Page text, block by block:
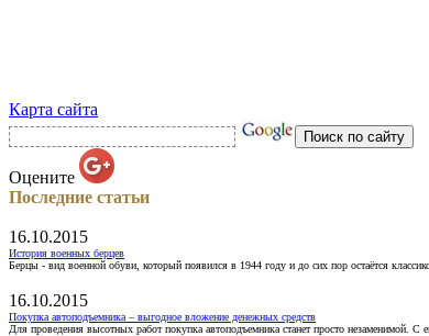
Карта сайта
Оцените
Последние статьи
16.10.2015
История военных берцев
Берцы - вид военной обуви, который появился в 1944 году и до сих пор остаётся
16.10.2015
Покупка автоподъемника – выгодное вложение денежных средств
Для проведения высотных работ покупка автоподъемника станет просто